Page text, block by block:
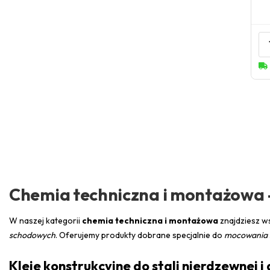
Chemia techniczna i
W naszej kategorii chemia techniczna i montażowaznajdziesz
schodowych. Oferujemy produkty dobrane specjalnie do mocowania
Kleje konstrukcyjne do stali nierdzewnej i